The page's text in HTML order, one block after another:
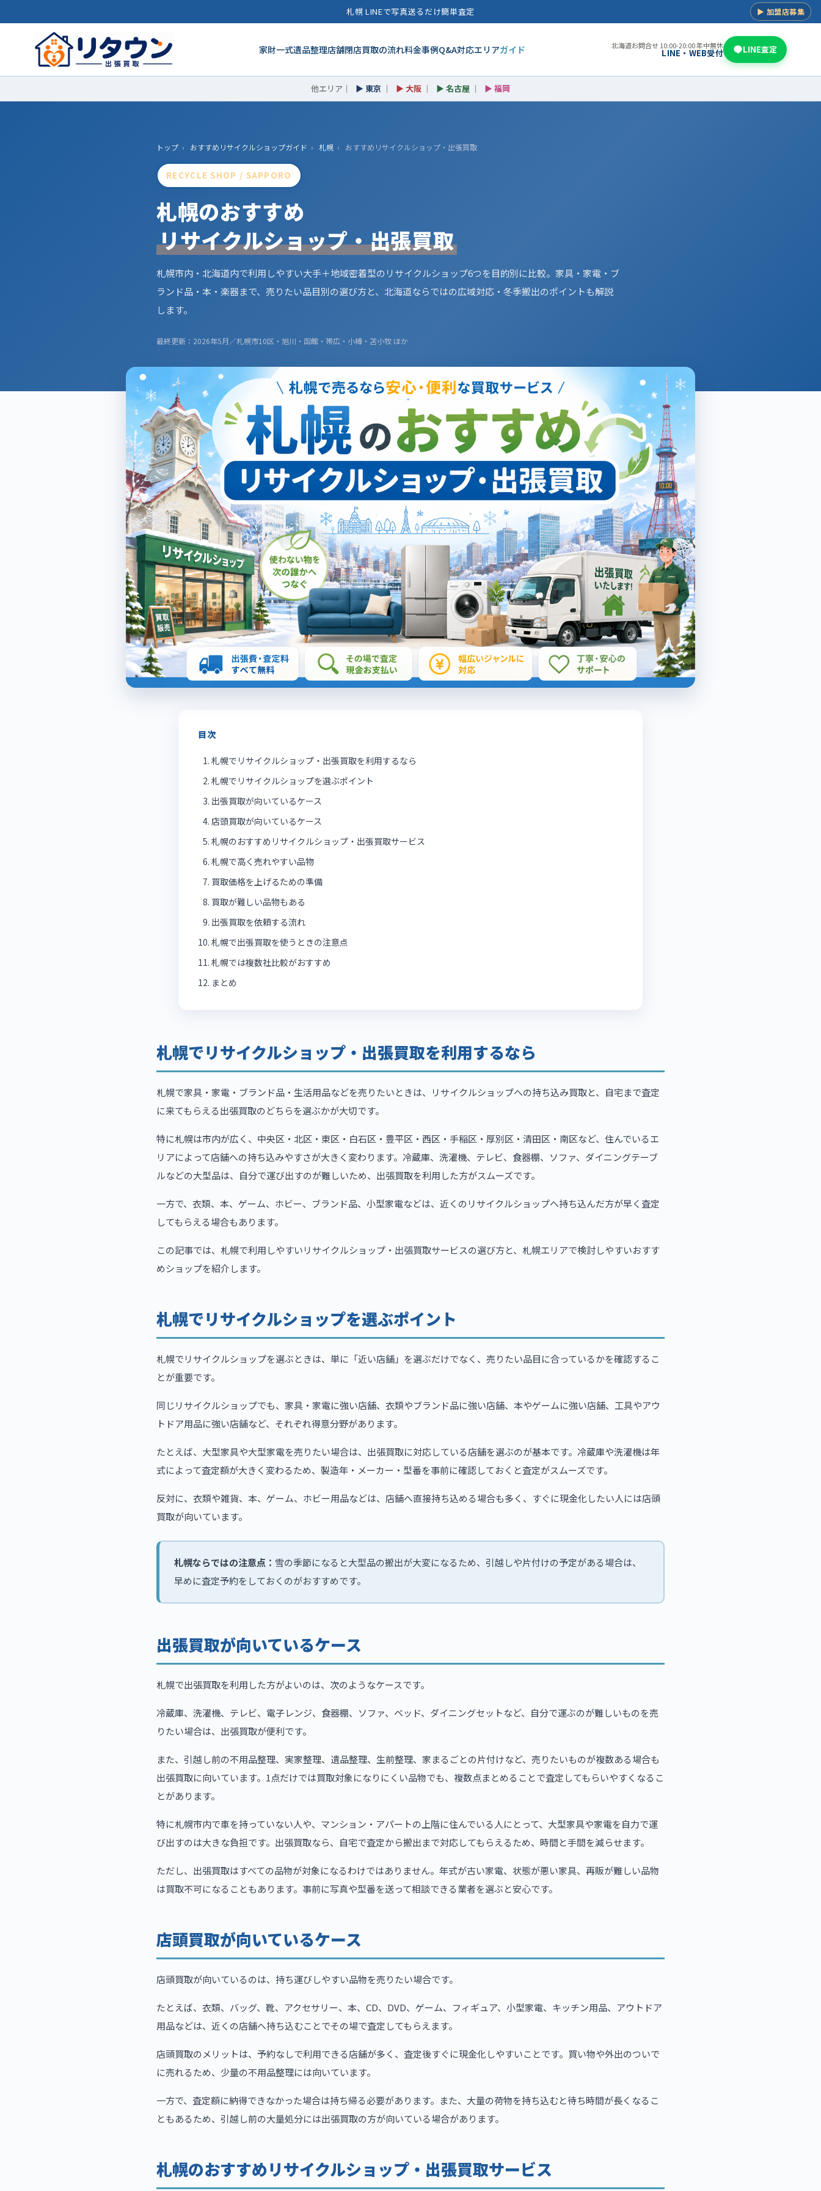
札幌 LINEで写真送るだけ簡単査定 ▶ 加盟店募集
家財一式遺品整理店舗閉店買取の流れ料金事例Q&A対応エリアガイド 北海道お問合せ 10:00-20:00 年中無休
LINE・WEB受付 LINE査定
他エリア｜ ▶ 東京 ｜ ▶ 大阪 ｜ ▶ 名古屋 ｜ ▶ 福岡
トップ › おすすめリサイクルショップガイド › 札幌 › おすすめリサイクルショップ・出張買取
RECYCLE SHOP / SAPPORO
札幌のおすすめ
リサイクルショップ・出張買取
札幌市内・北海道内で利用しやすい大手＋地域密着型のリサイクルショップ6つを目的別に比較。家具・家電・ブ
ランド品・本・楽器まで、売りたい品目別の選び方と、北海道ならではの広域対応・冬季搬出のポイントも解説
します。
最終更新：2026年5月／札幌市10区・旭川・函館・帯広・小樽・苫小牧 ほか
目次
札幌でリサイクルショップ・出張買取を利用するなら
札幌でリサイクルショップを選ぶポイント
出張買取が向いているケース
店頭買取が向いているケース
札幌のおすすめリサイクルショップ・出張買取サービス
札幌で高く売れやすい品物
買取価格を上げるための準備
買取が難しい品物もある
出張買取を依頼する流れ
札幌で出張買取を使うときの注意点
札幌では複数社比較がおすすめ
まとめ
札幌でリサイクルショップ・出張買取を利用するなら
札幌で家具・家電・ブランド品・生活用品などを売りたいときは、リサイクルショップへの持ち込み買取と、自宅まで査定
に来てもらえる出張買取のどちらを選ぶかが大切です。
特に札幌は市内が広く、中央区・北区・東区・白石区・豊平区・西区・手稲区・厚別区・清田区・南区など、住んでいるエ
リアによって店舗への持ち込みやすさが大きく変わります。冷蔵庫、洗濯機、テレビ、食器棚、ソファ、ダイニングテーブ
ルなどの大型品は、自分で運び出すのが難しいため、出張買取を利用した方がスムーズです。
一方で、衣類、本、ゲーム、ホビー、ブランド品、小型家電などは、近くのリサイクルショップへ持ち込んだ方が早く査定
してもらえる場合もあります。
この記事では、札幌で利用しやすいリサイクルショップ・出張買取サービスの選び方と、札幌エリアで検討しやすいおすす
めショップを紹介します。
札幌でリサイクルショップを選ぶポイント
札幌でリサイクルショップを選ぶときは、単に「近い店舗」を選ぶだけでなく、売りたい品目に合っているかを確認するこ
とが重要です。
同じリサイクルショップでも、家具・家電に強い店舗、衣類やブランド品に強い店舗、本やゲームに強い店舗、工具やアウ
トドア用品に強い店舗など、それぞれ得意分野があります。
たとえば、大型家具や大型家電を売りたい場合は、出張買取に対応している店舗を選ぶのが基本です。冷蔵庫や洗濯機は年
式によって査定額が大きく変わるため、製造年・メーカー・型番を事前に確認しておくと査定がスムーズです。
反対に、衣類や雑貨、本、ゲーム、ホビー用品などは、店舗へ直接持ち込める場合も多く、すぐに現金化したい人には店頭
買取が向いています。
札幌ならではの注意点： 雪の季節になると大型品の搬出が大変になるため、引越しや片付けの予定がある場合は、
早めに査定予約をしておくのがおすすめです。
出張買取が向いているケース
札幌で出張買取を利用した方がよいのは、次のようなケースです。
冷蔵庫、洗濯機、テレビ、電子レンジ、食器棚、ソファ、ベッド、ダイニングセットなど、自分で運ぶのが難しいものを売
りたい場合は、出張買取が便利です。
また、引越し前の不用品整理、実家整理、遺品整理、生前整理、家まるごとの片付けなど、売りたいものが複数ある場合も
出張買取に向いています。1点だけでは買取対象になりにくい品物でも、複数点まとめることで査定してもらいやすくなるこ
とがあります。
特に札幌市内で車を持っていない人や、マンション・アパートの上階に住んでいる人にとって、大型家具や家電を自力で運
び出すのは大きな負担です。出張買取なら、自宅で査定から搬出まで対応してもらえるため、時間と手間を減らせます。
ただし、出張買取はすべての品物が対象になるわけではありません。年式が古い家電、状態が悪い家具、再販が難しい品物
は買取不可になることもあります。事前に写真や型番を送って相談できる業者を選ぶと安心です。
店頭買取が向いているケース
店頭買取が向いているのは、持ち運びしやすい品物を売りたい場合です。
たとえば、衣類、バッグ、靴、アクセサリー、本、CD、DVD、ゲーム、フィギュア、小型家電、キッチン用品、アウトドア
用品などは、近くの店舗へ持ち込むことでその場で査定してもらえます。
店頭買取のメリットは、予約なしで利用できる店舗が多く、査定後すぐに現金化しやすいことです。買い物や外出のついで
に売れるため、少量の不用品整理には向いています。
一方で、査定額に納得できなかった場合は持ち帰る必要があります。また、大量の荷物を持ち込むと待ち時間が長くなるこ
ともあるため、引越し前の大量処分には出張買取の方が向いている場合があります。
札幌のおすすめリサイクルショップ・出張買取サービス